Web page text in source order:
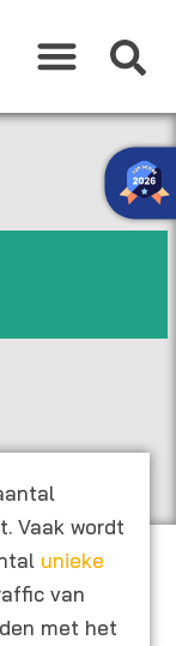
Vaak wordt
unieke
van
met het